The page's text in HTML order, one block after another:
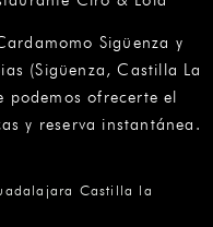
Sigüenza y
(Sigüenza, Castilla La
podemos ofrecerte el
y reserva instantánea.
Castilla la